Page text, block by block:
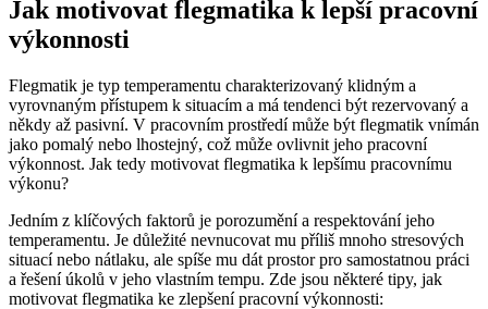
Jak motivovat flegmatika k lepší pracovní
výkonnosti
Flegmatik je typ temperamentu charakterizovaný klidným a
vyrovnaným přístupem k situacím a má tendenci být rezervovaný a
někdy až pasivní. V pracovním prostředí může být flegmatik vnímán
jako pomalý nebo lhostejný, což může ovlivnit jeho pracovní
výkonnost. Jak tedy motivovat flegmatika k lepšímu pracovnímu
výkonu?
Jedním z klíčových faktorů je porozumění a respektování jeho
temperamentu. Je důležité nevnucovat mu příliš mnoho stresových
situací nebo nátlaku, ale spíše mu dát prostor pro samostatnou práci
a řešení úkolů v jeho vlastním tempu. Zde jsou některé tipy, jak
motivovat flegmatika ke zlepšení pracovní výkonnosti: